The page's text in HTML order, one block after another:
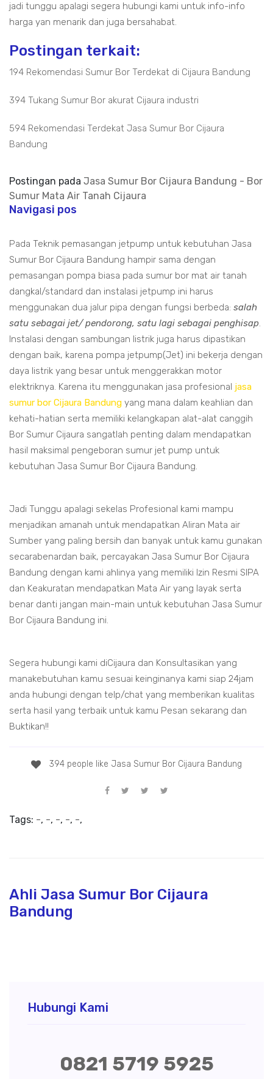
jadi tunggu apalagi segera hubungi kami untuk info-info
harga yan menarik dan juga bersahabat.
Postingan terkait:
194 Rekomendasi Sumur Bor Terdekat di Cijaura Bandung
394 Tukang Sumur Bor akurat Cijaura industri
594 Rekomendasi Terdekat Jasa Sumur Bor Cijaura
Bandung
Postingan pada Jasa Sumur Bor Cijaura Bandung - Bor
Sumur Mata Air Tanah Cijaura
Navigasi pos
Pada Teknik pemasangan jetpump untuk kebutuhan Jasa
Sumur Bor Cijaura Bandung hampir sama dengan
pemasangan pompa biasa pada sumur bor mat air tanah
dangkal/standard dan instalasi jetpump ini harus
menggunakan dua jalur pipa dengan fungsi berbeda: salah
satu sebagai jet/ pendorong, satu lagi sebagai penghisap.
Instalasi dengan sambungan listrik juga harus dipastikan
dengan baik, karena pompa jetpump(Jet) ini bekerja dengan
daya listrik yang besar untuk menggerakkan motor
elektriknya. Karena itu menggunakan jasa profesional jasa
sumur bor Cijaura Bandung yang mana dalam keahlian dan
kehati-hatian serta memiliki kelangkapan alat-alat canggih
Bor Sumur Cijaura sangatlah penting dalam mendapatkan
hasil maksimal pengeboran sumur jet pump untuk
kebutuhan Jasa Sumur Bor Cijaura Bandung.
Jadi Tunggu apalagi sekelas Profesional kami mampu
menjadikan amanah untuk mendapatkan Aliran Mata air
Sumber yang paling bersih dan banyak untuk kamu gunakan
secarabenardan baik, percayakan Jasa Sumur Bor Cijaura
Bandung dengan kami ahlinya yang memiliki Izin Resmi SIPA
dan Keakuratan mendapatkan Mata Air yang layak serta
benar danti jangan main-main untuk kebutuhan Jasa Sumur
Bor Cijaura Bandung ini.
Segera hubungi kami diCijaura dan Konsultasikan yang
manakebutuhan kamu sesuai keinginanya kami siap 24jam
anda hubungi dengan telp/chat yang memberikan kualitas
serta hasil yang terbaik untuk kamu Pesan sekarang dan
Buktikan!!
394 people like Jasa Sumur Bor Cijaura Bandung
Tags: -, -, -, -, -,
Ahli Jasa Sumur Bor Cijaura
Bandung
Hubungi Kami
0821 5719 5925